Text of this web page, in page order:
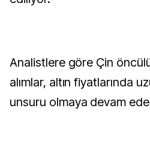
Analistlere göre Çin
alımlar, altın fiyatlarında
unsuru olmaya devam